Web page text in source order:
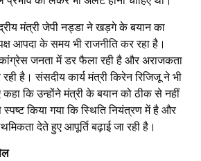
मंत्री जेपी नड्डा ने खड़गे के बयान का
आपदा के समय भी राजनीति कर रहा है।
जनता में डर फैला रही है और अराजकता
है। संसदीय कार्य मंत्री किरेन रिजिजू ने भी
कहा कि उन्होंने मंत्री के बयान को ठीक से नहीं
किया गया कि स्थिति नियंत्रण में है और
देते हुए आपूर्ति बढ़ाई जा रही है।